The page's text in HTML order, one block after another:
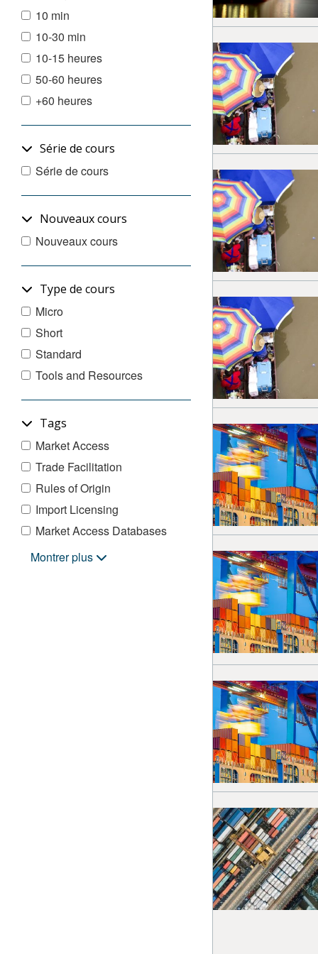
10 min
10-30 min
10-15 heures
50-60 heures
+60 heures
Série de cours
Série de cours
Nouveaux cours
Nouveaux cours
Type de cours
Micro
Short
Standard
Tools and Resources
Tags
Market Access
Trade Facilitation
Rules of Origin
Import Licensing
Market Access Databases
NAMA
Accès aux marchés
Acceso a los mercados
Customs Valuation
Normas de origen
Règles d'origine
Montrer plus